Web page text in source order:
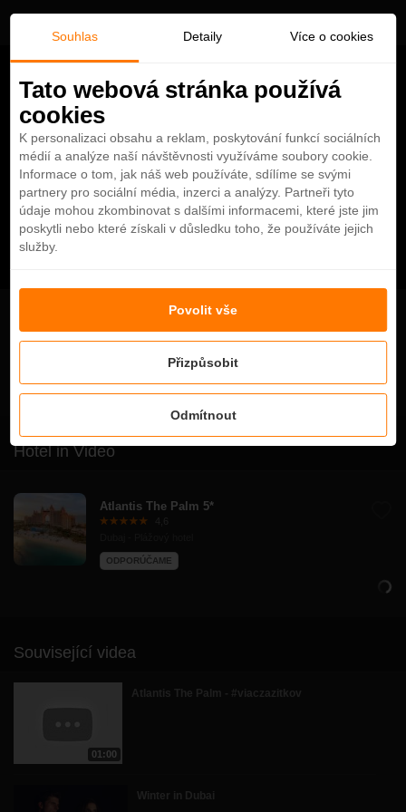
Dubaji - Hotel Atlantis The Palm
Hotel in Video
Atlantis The Palm 5*
ODPORÚČAME
Související videa
01:00
Atlantis The Palm - #viaczazitkov
Winter in Dubai
Souhlas Detaily Více o cookies
Tato webová stránka používá
cookies
K personalizaci obsahu a reklam, poskytování funkcí sociálních
médií a analýze naší návštěvnosti využíváme soubory cookie.
Informace o tom, jak náš web používáte, sdílíme se svými
partnery pro sociální média, inzerci a analýzy. Partneři tyto
údaje mohou zkombinovat s dalšími informacemi, které jste jim
poskytli nebo které získali v důsledku toho, že používáte jejich
služby.
Odmítnout
Přizpůsobit
Povolit vše